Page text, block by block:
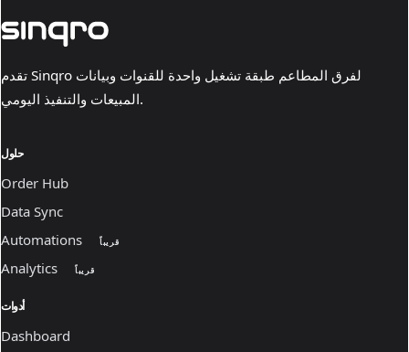
تقدم Sinqro لفرق المطاعم طبقة تشغيل واحدة للقنوات وبيانات
المبيعات والتنفيذ اليومي.
حلول
Order Hub
Data Sync
Automations
قريباً
Analytics قريباً
أدوات
Dashboard